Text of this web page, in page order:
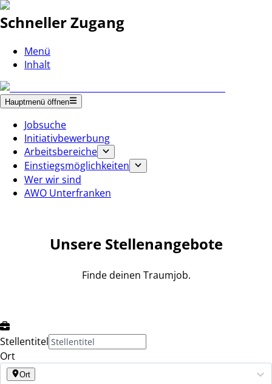
Schneller Zugang
Menü
Inhalt
Hauptmenü öffnen
Jobsuche
Initiativbewerbung
Arbeitsbereiche
Einstiegsmöglichkeiten
Wer wir sind
AWO Unterfranken
Unsere Stellenangebote
Finde deinen Traumjob.
Stellentitel
Ort
Ort